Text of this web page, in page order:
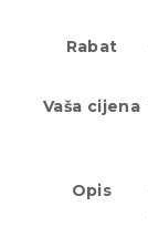
Rabat
Vaša cijena
Opis